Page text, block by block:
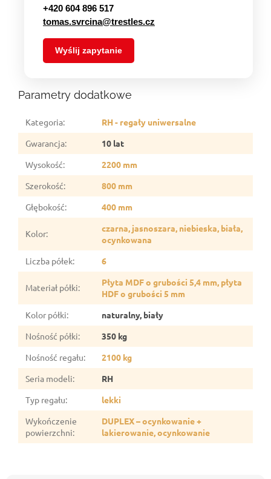
+420 604 896 517
tomas.svrcina@trestles.cz
Wyślij zapytanie
Parametry dodatkowe
Kategoria:
RH - regały uniwersalne
Gwarancja:
10 lat
Wysokość:
2200 mm
Szerokość:
800 mm
Głębokość: 400 mm
Kolor:
czarna, jasnoszara, niebieska, biała,
ocynkowana
Liczba półek: 6
Materiał półki:
Płyta MDF o grubości 5,4 mm, płyta
HDF o grubości 5 mm
Kolor półki:
naturalny, biały
Nośność półki:
350 kg
Nośność regału:
2100 kg
Seria modeli:
RH
Typ regału:
lekki
Wykończenie
powierzchni:
DUPLEX – ocynkowanie +
lakierowanie, ocynkowanie